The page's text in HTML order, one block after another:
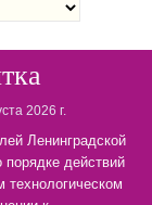
2026 г.
Ленинградской
порядке действий
технологическом